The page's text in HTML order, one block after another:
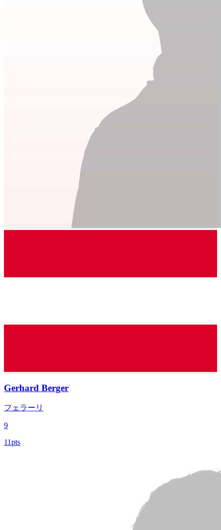
Gerhard Berger
フェラーリ
9
11pts